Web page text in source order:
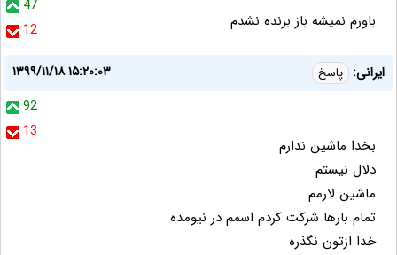
47
12
باورم نمیشه باز برنده نشدم
ایرانی: پاسخ
۱۳۹۹/۱۱/۱۸ ۱۵:۲۰:۰۳
92
13
بخدا ماشین ندارم
دلال نیستم
ماشین لارمم
تمام بارها شرکت کردم اسمم در نیومده
خدا ازتون نگذره